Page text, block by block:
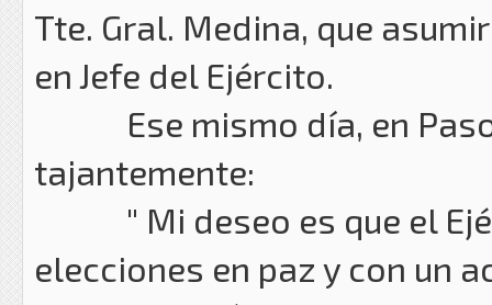
Tte. Gral. Medina, que
en Jefe del Ejército.
Ese mismo día, en Paso
tajantemente:
" Mi deseo es que el
elecciones en paz y con un